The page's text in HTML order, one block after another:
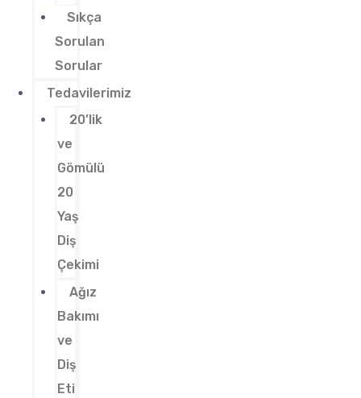
Sıkça
Sorulan
Sorular
Tedavilerimiz
20’lik
ve
Gömülü
20
Yaş
Diş
Çekimi
Ağız
Bakımı
ve
Diş
Eti